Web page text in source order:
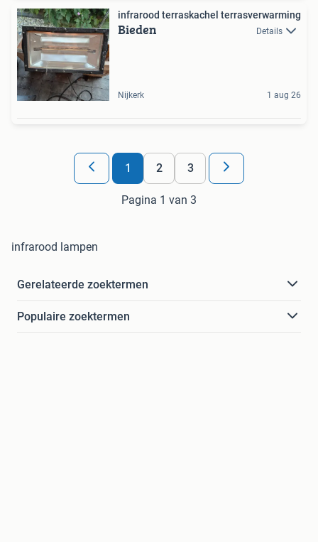
infrarood terraskachel terrasverwarming
Bieden Details
Nijkerk 1 aug 26
1 2 3
Pagina 1 van 3
infrarood lampen
Gerelateerde zoektermen
Populaire zoektermen